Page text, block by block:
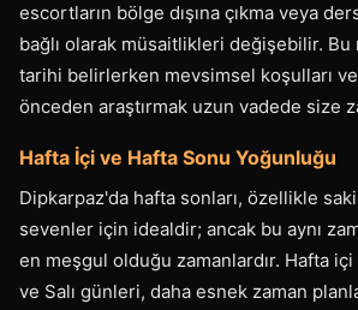
escortların bölge dışına çıkma veya
bağlı olarak müsaitlikleri değişebilir.
tarihi belirlerken mevsimsel koşulları
önceden araştırmak uzun vadede size
Hafta İçi ve Hafta Sonu Yoğunluğu
Dipkarpaz'da hafta sonları, özellikle
sevenler için idealdir; ancak bu aynı
en meşgul olduğu zamanlardır. Hafta
ve Salı günleri, daha esnek zaman